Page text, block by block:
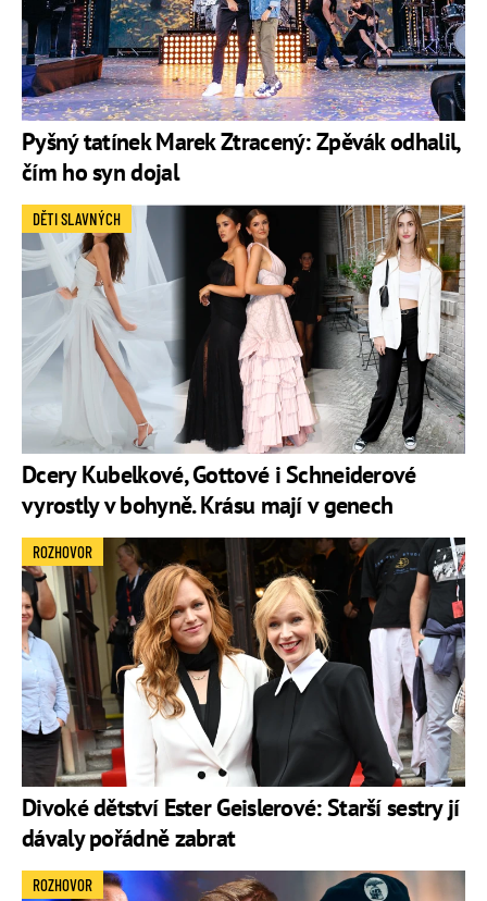
Pyšný tatínek Marek Ztracený: Zpěvák odhalil,
čím ho syn dojal
Dcery Kubelkové, Gottové i Schneiderové
vyrostly v bohyně. Krásu mají v genech
DĚTI SLAVNÝCH
Divoké dětství Ester Geislerové: Starší sestry jí
dávaly pořádně zabrat
ROZHOVOR
ROZHOVOR